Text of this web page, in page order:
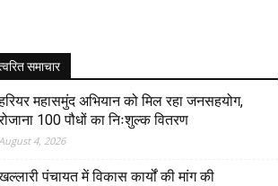
समाचार
महासमुंद अभियान को मिल रहा जनसहयोग,
100 पौधों का निःशुल्क वितरण
4, 2026
पंचायत में विकास कार्यों की मांग की